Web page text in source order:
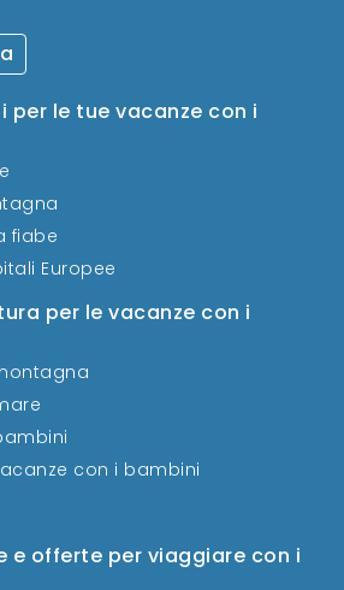
e offerte per viaggiare con i
per le tue vacanze con i
fiabe
Europee
per le vacanze con i
con i bambini